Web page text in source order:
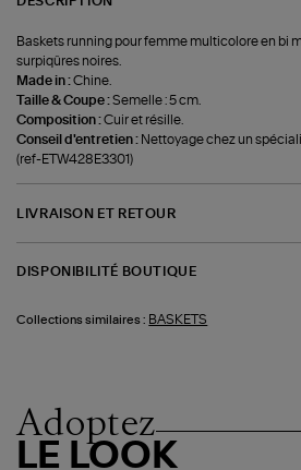
Baskets running pour femme multicolore en bi
surpiqûres noires.
Made in :Chine.
Taille & Coupe :Semelle : 5 cm.
Composition :Cuir et résille.
Conseil d'entretien : Nettoyage chez un
(ref-ETW428E3301)
LIVRAISON ET RETOUR
DISPONIBILITÉ BOUTIQUE
Collections similaires : BASKETS
Adoptez
LE LOOK